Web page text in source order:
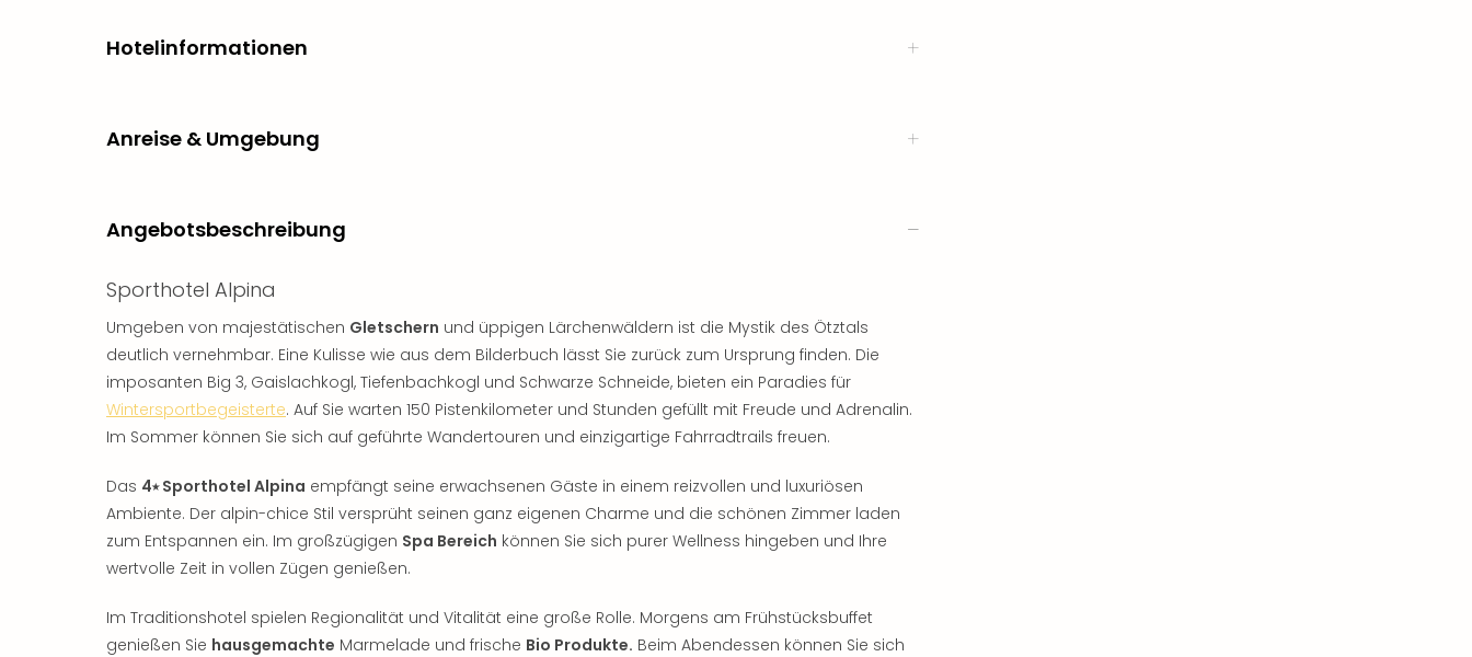
Hotelinformationen
Anreise & Umgebung
Angebotsbeschreibung
Sporthotel Alpina
Umgeben von majestätischen Gletschern und üppigen Lärchenwäldern ist die Mystik des Ötztals
deutlich vernehmbar. Eine Kulisse wie aus dem Bilderbuch lässt Sie zurück zum Ursprung finden. Die
imposanten Big 3, Gaislachkogl, Tiefenbachkogl und Schwarze Schneide, bieten ein Paradies für
Wintersportbegeisterte. Auf Sie warten 150 Pistenkilometer und Stunden gefüllt mit Freude und Adrenalin.
Im Sommer können Sie sich auf geführte Wandertouren und einzigartige Fahrradtrails freuen.
Das 4⭑ Sporthotel Alpina empfängt seine erwachsenen Gäste in einem reizvollen und luxuriösen
Ambiente. Der alpin-chice Stil versprüht seinen ganz eigenen Charme und die schönen Zimmer laden
zum Entspannen ein. Im großzügigen Spa Bereich können Sie sich purer Wellness hingeben und Ihre
wertvolle Zeit in vollen Zügen genießen.
Im Traditionshotel spielen Regionalität und Vitalität eine große Rolle. Morgens am Frühstücksbuffet
genießen Sie hausgemachte Marmelade und frische Bio Produkte. Beim Abendessen können Sie sich